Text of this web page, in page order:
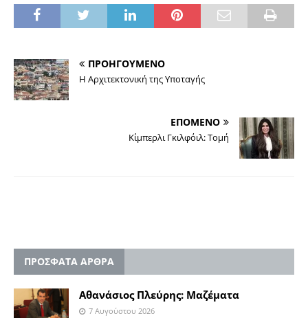
ΠΡΟΗΓΟΥΜΕΝΟ
Η Αρχιτεκτονική της Υποταγής
ΕΠΟΜΕΝΟ
Κίμπερλι Γκιλφόιλ: Τομή
ΠΡΟΣΦΑΤΑ ΑΡΘΡΑ
Αθανάσιος Πλεύρης: Μαζέματα
7 Αυγούστου 2026